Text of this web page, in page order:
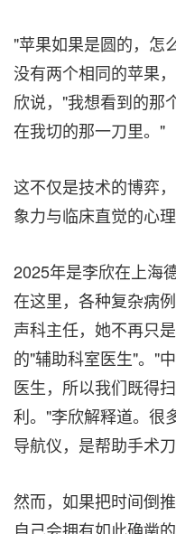
"苹果如果是圆的，怎
没有两个相同的苹果
欣说，"我想看到的那
在我切的那一刀里。"
这不仅是技术的博弈
象力与临床直觉的心理
2025年是李欣在上海
在这里，各种复杂病
声科主任，她不再只
的"辅助科室医生"。"
医生，所以我们既得
利。"李欣解释道。很
导航仪，是帮助手术
然而，如果把时间倒
自己会拥有如此确凿